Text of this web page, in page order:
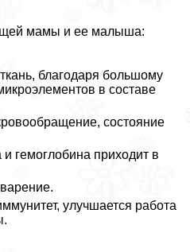
мамы и ее малыша:
благодаря большому
в составе
состояние
гемоглобина приходит в
улучшается работа